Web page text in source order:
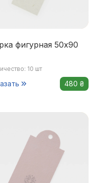
фигурная 50x90
10 шт
480 ₴